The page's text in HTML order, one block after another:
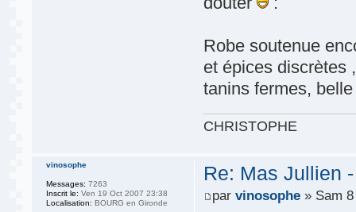
Robe soutenue
et épices discrètes
tanins fermes,
CHRISTOPHE
Re: Mas Jullien
parvinosophe » Sam
vinosophe
Messages: 7263
Inscrit le: Ven 19 Oct 2007 23:38
Localisation: BOURG en Gironde